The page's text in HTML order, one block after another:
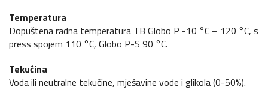
Temperatura
Dopuštena radna temperatura TB Globo P -10 °C – 120 °C, s
press spojem 110 °C, Globo P-S 90 °C.
Tekućina
Voda ili neutralne tekućine, mješavine vode i glikola (0-50%).